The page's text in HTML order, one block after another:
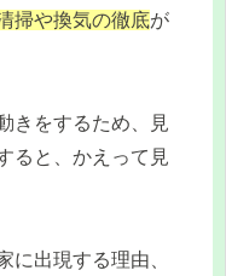
掃や換気の徹底が
きをするため、見
ると、かえって見
に出現する理由、